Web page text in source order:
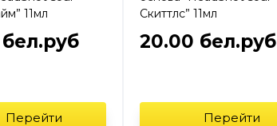
11мл
Перейти
Скиттлс” 11мл
20.00 бел.руб
Перейти